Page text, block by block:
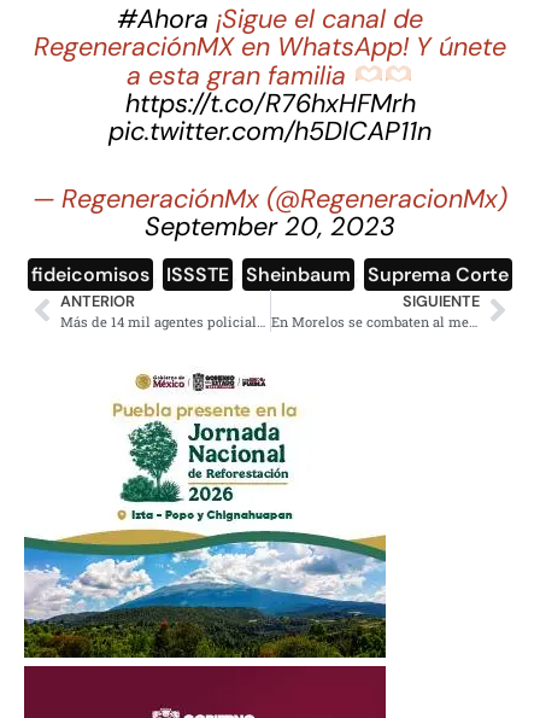
#Ahora ¡Sigue el canal de
RegeneraciónMX en WhatsApp! Y únete
a esta gran familia
https://t.co/R76hxHFMrh
pic.twitter.com/h5DlCAP11n
— RegeneraciónMx (@RegeneracionMx)
September 20, 2023
fideicomisos ISSSTE Sheinbaum Suprema Corte
ANTERIOR SIGUIENTE
En Morelos se combaten al menos 5 incendios, incluído Tepoztlán